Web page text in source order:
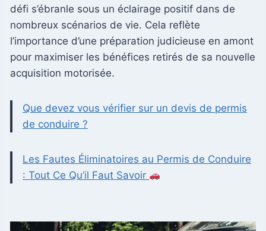
défi s’ébranle sous un éclairage positif dans de
nombreux scénarios de vie. Cela reflète
l’importance d’une préparation judicieuse en amont
pour maximiser les bénéfices retirés de sa nouvelle
acquisition motorisée.
Que devez vous vérifier sur un devis de permis
de conduire ?
Les Fautes Éliminatoires au Permis de Conduire
: Tout Ce Qu’il Faut Savoir